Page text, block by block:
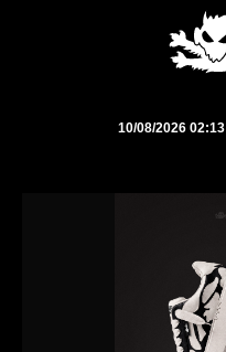
10/08/2026 02:13